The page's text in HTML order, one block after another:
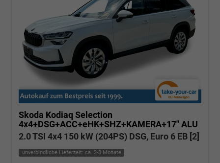
Skoda Kodiaq Selection
4x4+DSG+ACC+eHK+SHZ+KAMERA+17" ALU
2.0 TSI 4x4 150 kW (204PS) DSG, Euro 6 EB [2]
unverbindliche Lieferzeit: ca. 2-3 Monate